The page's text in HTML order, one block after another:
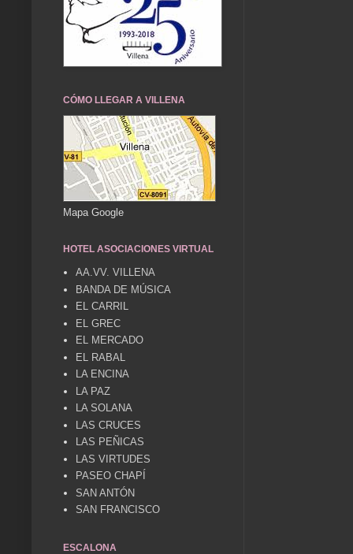
CÓMO LLEGAR A VILLENA
Mapa Google
HOTEL ASOCIACIONES VIRTUAL
AA.VV. VILLENA
BANDA DE MÚSICA
EL CARRIL
EL GREC
EL MERCADO
EL RABAL
LA ENCINA
LA PAZ
LA SOLANA
LAS CRUCES
LAS PEÑICAS
LAS VIRTUDES
PASEO CHAPÍ
SAN ANTÓN
SAN FRANCISCO
ESCALONA